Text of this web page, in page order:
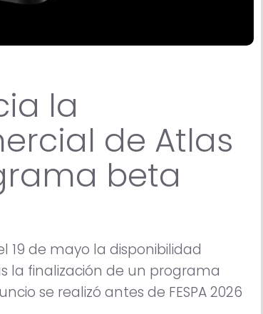
la
de Atlas
beta
19 de mayo la disponibilidad
la finalización de un programa
se realizó antes de FESPA 2026